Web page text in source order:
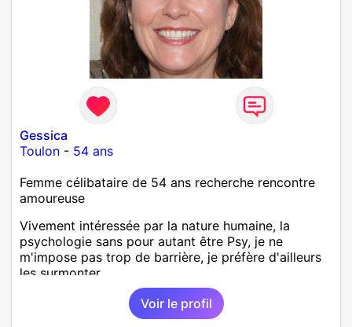
Gessica
Toulon - 54 ans
Femme célibataire de 54 ans recherche rencontre
amoureuse
Vivement intéressée par la nature humaine, la
psychologie sans pour autant être Psy, je ne
m'impose pas trop de barrière, je préfère d'ailleurs
les surmonter.
Voir le profil